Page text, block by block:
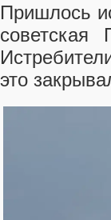
Пришлось
это